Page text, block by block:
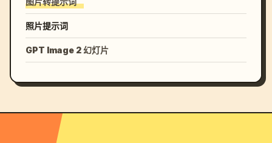
照片提示词
GPT Image 2 幻灯片